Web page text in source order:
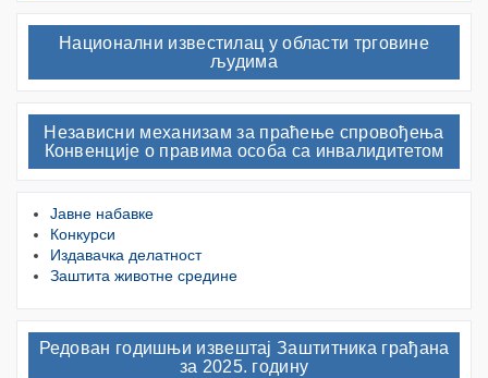
Национални известилац у области трговине
људима
Независни механизам за праћење спровођења
Конвенције о правима особа са инвалидитетом
Јавне набавке
Конкурси
Издавачка делатност
Заштита животне средине
Редован годишњи извештај Заштитника грађана
за 2025. годину